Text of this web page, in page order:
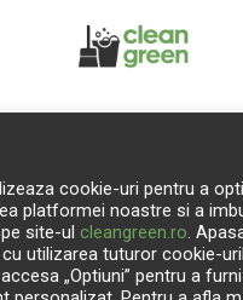
ABONEAZA-MA
cookie-uri pentru a
platformei noastre si a
site-ul cleangreen.ro.
utilizarea tuturor cookie-
„Optiuni” pentru a